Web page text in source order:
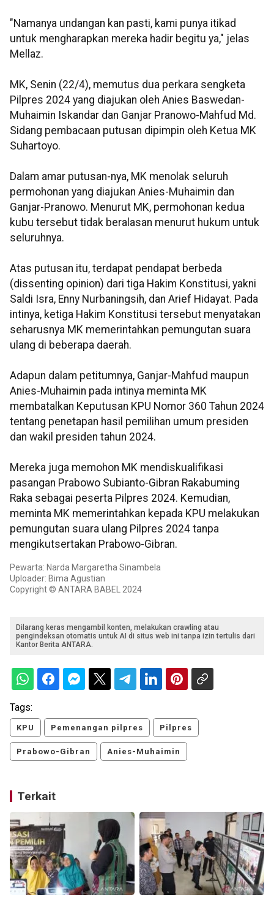
"Namanya undangan kan pasti, kami punya itikad
untuk mengharapkan mereka hadir begitu ya," jelas
Mellaz.
MK, Senin (22/4), memutus dua perkara sengketa
Pilpres 2024 yang diajukan oleh Anies Baswedan-
Muhaimin Iskandar dan Ganjar Pranowo-Mahfud Md.
Sidang pembacaan putusan dipimpin oleh Ketua MK
Suhartoyo.
Dalam amar putusan-nya, MK menolak seluruh
permohonan yang diajukan Anies-Muhaimin dan
Ganjar-Pranowo. Menurut MK, permohonan kedua
kubu tersebut tidak beralasan menurut hukum untuk
seluruhnya.
Atas putusan itu, terdapat pendapat berbeda
(dissenting opinion) dari tiga Hakim Konstitusi, yakni
Saldi Isra, Enny Nurbaningsih, dan Arief Hidayat. Pada
intinya, ketiga Hakim Konstitusi tersebut menyatakan
seharusnya MK memerintahkan pemungutan suara
ulang di beberapa daerah.
Adapun dalam petitumnya, Ganjar-Mahfud maupun
Anies-Muhaimin pada intinya meminta MK
membatalkan Keputusan KPU Nomor 360 Tahun 2024
tentang penetapan hasil pemilihan umum presiden
dan wakil presiden tahun 2024.
Mereka juga memohon MK mendiskualifikasi
pasangan Prabowo Subianto-Gibran Rakabuming
Raka sebagai peserta Pilpres 2024. Kemudian,
meminta MK memerintahkan kepada KPU melakukan
pemungutan suara ulang Pilpres 2024 tanpa
mengikutsertakan Prabowo-Gibran.
Pewarta: Narda Margaretha Sinambela
Uploader: Bima Agustian
Copyright © ANTARA BABEL 2024
Dilarang keras mengambil konten, melakukan crawling atau
pengindeksan otomatis untuk AI di situs web ini tanpa izin tertulis dari
Kantor Berita ANTARA.
Tags:
KPU Pemenangan pilpres Pilpres
Prabowo-Gibran Anies-Muhaimin
Terkait